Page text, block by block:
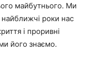
майбутнього. Ми
найближчі роки нас
і проривні
ми його знаємо.